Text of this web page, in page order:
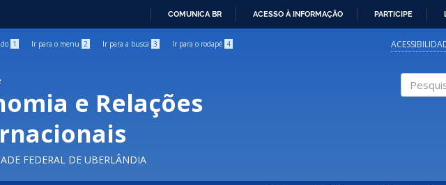
COMUNICA BR ACESSO À INFORMAÇÃO PARTICIPE
1 Ir para o menu 2 Ir para a busca 3 Ir para o rodapé 4
e Relações
FEDERAL DE UBERLÂNDIA